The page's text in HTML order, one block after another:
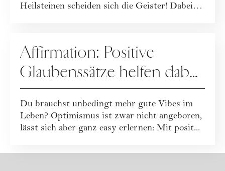
Heilsteinen scheiden sich die Geister! Dabei
Affirmation: Positive
Glaubenssätze helfen dabei,
all deine Ziele zu erreichen
Du brauchst unbedingt mehr gute Vibes im
Leben? Optimismus ist zwar nicht angeboren,
lässt sich aber ganz easy erlernen: Mit posit...